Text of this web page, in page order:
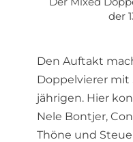
der
Den Auftakt
Doppelvierer mit
jährigen. Hier
Nele Bontjer,
Thöne und